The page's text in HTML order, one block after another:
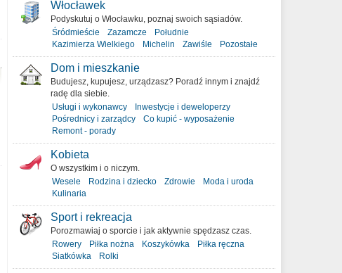
Włocławek
Podyskutuj o Włocławku, poznaj swoich sąsiadów.
Śródmieście
Zazamcze
Południe
Kazimierza Wielkiego
Michelin Zawiśle Pozostałe
Dom i mieszkanie
Budujesz, kupujesz, urządzasz? Poradź innym i znajdź
radę dla siebie.
Usługi i wykonawcy
Inwestycje i deweloperzy
Pośrednicy i zarządcy
Co kupić - wyposażenie
Remont - porady
Kobieta
O wszystkim i o niczym.
Wesele
Rodzina i dziecko Zdrowie
Moda i uroda
Kulinaria
Sport i rekreacja
Porozmawiaj o sporcie i jak aktywnie spędzasz czas.
Rowery
Piłka nożna Koszykówka
Piłka ręczna
Siatkówka
Rolki